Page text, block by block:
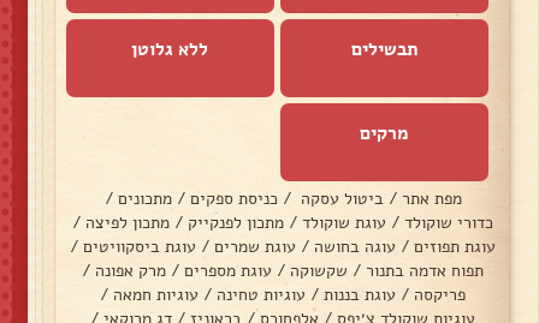
תבשילים ללא גלוטן
מרקים
מפת אתר / ביטול עסקה / כניסת ספקים / מתכונים /
כדורי שוקולד / עוגת שוקולד / מתכון לפנקייק / מתכון לפיצה /
עוגת תפוזים / עוגה בחושה / עוגת שמרים / עוגת ביסקוויטים /
תפוח אדמה בתנור / שקשוקה / עוגת מספרים / מרק אפונה /
פריקסה / עוגת בננות / עוגיות טחינה / עוגיות חמאה /